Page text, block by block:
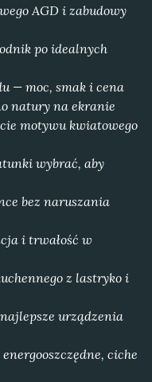
AGD i zabudowy
po idealnych
— moc, smak i cena
natury na ekranie
motywu kwiatowego
wybrać, aby
bez naruszania
i trwałość w
z lastryko i
urządzenia
ciche